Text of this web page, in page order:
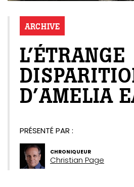
ARCHIVE
L’ÉTRANGE
D’AMELIA
PRÉSENTÉ PAR :
CHRONIQUEUR
Christian Page